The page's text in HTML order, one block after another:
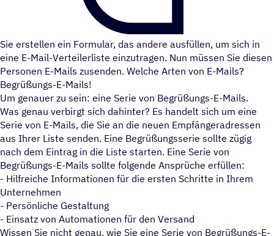
Sie erstellen ein Formular, das andere ausfüllen, um sich in
eine E-Mail-Verteilerliste einzutragen. Nun müssen Sie diesen
Personen E-Mails zusenden. Welche Arten von E-Mails?
Begrüßungs-E-Mails!
Um genauer zu sein: eine Serie von Begrüßungs-E-Mails.
Was genau verbirgt sich dahinter? Es handelt sich um eine
Serie von E-Mails, die Sie an die neuen Empfängeradressen
aus Ihrer Liste senden. Eine Begrüßungsserie sollte zügig
nach dem Eintrag in die Liste starten. Eine Serie von
Begrüßungs-E-Mails sollte folgende Ansprüche erfüllen:
- Hilfreiche Informationen für die ersten Schritte in Ihrem
Unternehmen
- Persönliche Gestaltung
- Einsatz von Automationen für den Versand
Wissen Sie nicht genau, wie Sie eine Serie von Begrüßungs-E-